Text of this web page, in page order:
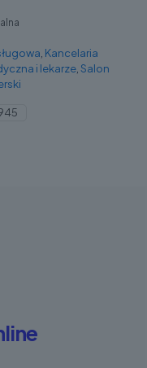
Kancelaria
i lekarze, Salon